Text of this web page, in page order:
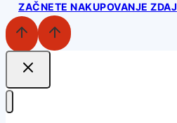
ZAČNETE NAKUPOVANJE ZDAJ